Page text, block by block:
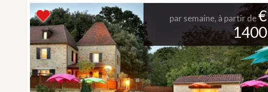
par semaine, à partir de€
1400